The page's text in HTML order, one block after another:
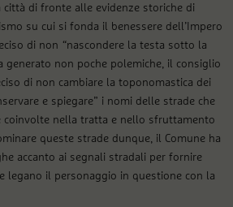
città di fronte alle evidenze storiche di
su cui si fonda il benessere dell’Impero
di non “nascondere la testa sotto la
generato non poche polemiche, il consiglio
di non cambiare la toponomastica dei
e spiegare” i nomi delle strade che
coinvolte nella tratta e nello sfruttamento
queste strade dunque, il Comune ha
accanto ai segnali stradali per fornire
legano il personaggio in questione con la